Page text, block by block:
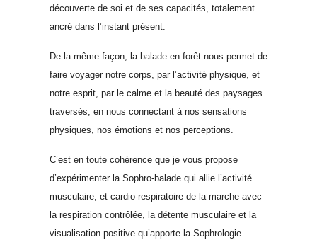
découverte de soi et de ses capacités, totalement
ancré dans l’instant présent.
De la même façon, la balade en forêt nous permet de
faire voyager notre corps, par l’activité physique, et
notre esprit, par le calme et la beauté des paysages
traversés, en nous connectant à nos sensations
physiques, nos émotions et nos perceptions.
C’est en toute cohérence que je vous propose
d’expérimenter la Sophro-balade qui allie l’activité
musculaire, et cardio-respiratoire de la marche avec
la respiration contrôlée, la détente musculaire et la
visualisation positive qu’apporte la Sophrologie.